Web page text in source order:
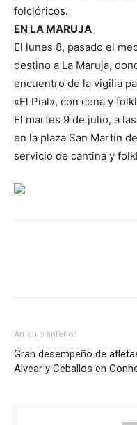
folclóricos.
EN LA MARUJA
El lunes 8, pasado el
destino a La Maruja,
encuentro de la vigilia
«El Pial», con cena y
El martes 9 de julio, a
en la plaza San Martín
servicio de cantina y
Artículo anterior
Gran desempeño de
Alvear y Ceballos en